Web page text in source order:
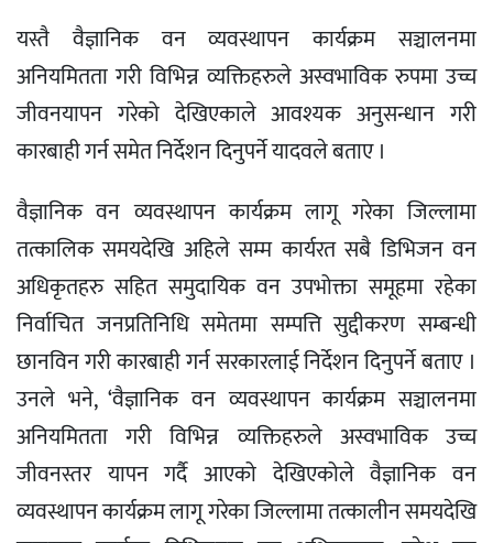
यस्तै वैज्ञानिक वन व्यवस्थापन कार्यक्रम सञ्चालनमा
अनियमितता गरी विभिन्न व्यक्तिहरुले अस्वभाविक रुपमा उच्च
जीवनयापन गरेको देखिएकाले आवश्यक अनुसन्धान गरी
कारबाही गर्न समेत निर्देशन दिनुपर्ने यादवले बताए ।
वैज्ञानिक वन व्यवस्थापन कार्यक्रम लागू गरेका जिल्लामा
तत्कालिक समयदेखि अहिले सम्म कार्यरत सबै डिभिजन वन
अधिकृतहरु सहित समुदायिक वन उपभोक्ता समूहमा रहेका
निर्वाचित जनप्रतिनिधि समेतमा सम्पत्ति सुद्दीकरण सम्बन्धी
छानविन गरी कारबाही गर्न सरकारलाई निर्देशन दिनुपर्ने बताए ।
उनले भने, ‘वैज्ञानिक वन व्यवस्थापन कार्यक्रम सञ्चालनमा
अनियमितता गरी विभिन्न व्यक्तिहरुले अस्वभाविक उच्च
जीवनस्तर यापन गर्दै आएको देखिएकोले वैज्ञानिक वन
व्यवस्थापन कार्यक्रम लागू गरेका जिल्लामा तत्कालीन समयदेखि